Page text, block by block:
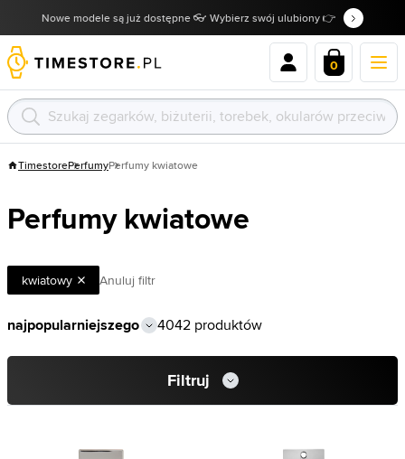
Nowe modele są już dostępne 👓 Wybierz swój ulubiony 👉
0
TimestorePerfumyPerfumy kwiatowe
Perfumy kwiatowe
kwiatowy Anuluj filtr
4042 produktów
Filtruj